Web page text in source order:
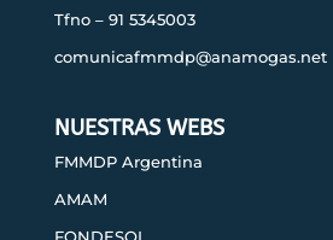
Tfno – 91 5345003
comunicafmmdp@anamogas.net
NUESTRAS WEBS
FMMDP Argentina
AMAM